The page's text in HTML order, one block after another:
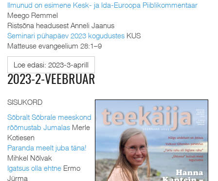
Ilmunud on esimene Kesk- ja Ida-Euroopa Piiblikommentaar
Meego Remmel
Ristsõna headusest Anneli Jaanus
Seminari pühapäev 2023 kogudustes KUS
Matteuse evangeelium 28:1–9
Loe edasi: 2023-3-aprill
2023-2-VEEBRUAR
SISUKORD
Sõbralt Sõbrale meeskond
rõõmustab Jumalas Merle
Kotiesen
Paranda meelt juba täna!
Mihkel Nõlvak
Igatsus olla ehtne Ermo
Jürma